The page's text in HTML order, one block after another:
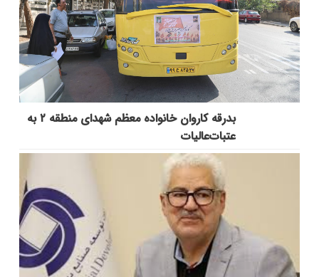
بدرقه کاروان خانواده معظم شهدای منطقه ۲ به
عتبات‌عالیات